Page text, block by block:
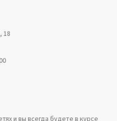
18
и вы всегда будете в курсе